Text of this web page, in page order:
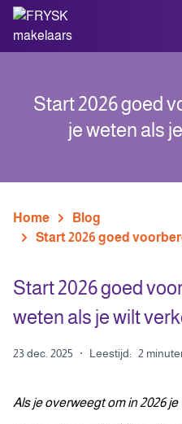
Spring naar inhoud
Start 2026 goed
je weten als
Home
Blog
Start 2026 goed
Start 2026 goed
weten als je wilt
23 dec. 2025 · Leestijd: 2
Als je overweegt om in 2026